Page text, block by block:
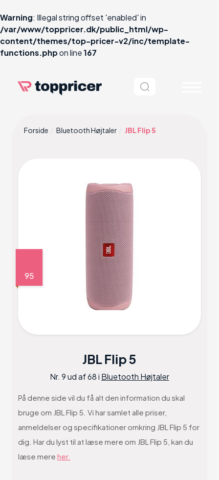
Warning: Illegal string offset 'enabled' in
/var/www/toppricer.dk/public_html/wp-
content/themes/top-pricer-v2/inc/template-
functions.phpon line167
Forside Bluetooth Højtaler JBL Flip 5
95
JBL Flip 5
Nr. 9 ud af 68 i Bluetooth Højtaler
På denne side vil du få alt den information du skal
bruge om JBL Flip 5. Vi har samlet alle priser,
anmeldelser og specifikationer omkring JBL Flip 5 for
dig. Har du lyst til at læse mere om JBL Flip 5, kan du
læse mere her.